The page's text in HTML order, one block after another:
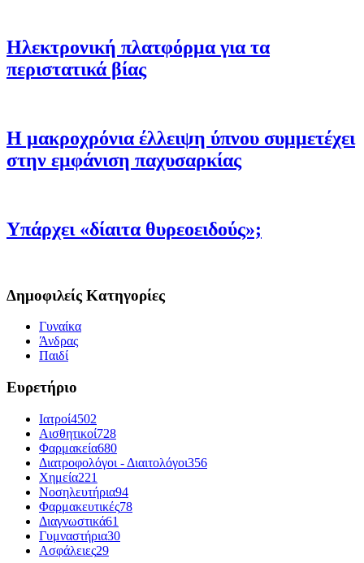
Ηλεκτρονική πλατφόρμα για τα
περιστατικά βίας
Η μακροχρόνια έλλειψη ύπνου συμμετέχει
στην εμφάνιση παχυσαρκίας
Υπάρχει «δίαιτα θυρεοειδούς»;
Δημοφιλείς Κατηγορίες
Γυναίκα
Άνδρας
Παιδί
Ευρετήριο
Ιατροί4502
Αισθητικοί728
Φαρμακεία680
Διατροφολόγοι - Διαιτολόγοι356
Χημεία221
Νοσηλευτήρια94
Φαρμακευτικές78
Διαγνωστικά61
Γυμναστήρια30
Ασφάλειες29